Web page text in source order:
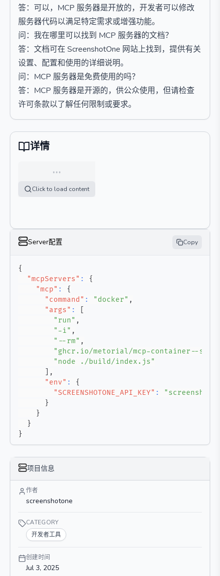
答：可以，MCP 服务器是开放的，开发者可以修改
服务器代码以满足特定需求或增强功能。
问：我在哪里可以找到 MCP 服务器的文档？
答：文档可在 ScreenshotOne 网站上找到，提供有关
设置、配置和使用的详细说明。
问：MCP 服务器是免费使用的吗？
答：MCP 服务器是开源的，供公众使用，但请检查
许可条款以了解任何限制或要求。
详情
…
Click to load content
Server配置 Copy
{
"mcpServers" :
{
"mcp" :
{
"command" : "docker" ,
"args" :
"run" ,
"-i" ,
"--rm" ,
"ghcr.io/metorial/mcp-container--
"node ./build/index.js"
,
"env" :
{
"SCREENSHOTONE_API_KEY" :
}
}
}
}
项目信息
作者
screenshotone
CATEGORY
开发者工具
创建时间
Jul 3, 2025